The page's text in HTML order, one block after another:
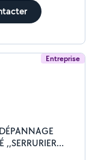
Entreprise